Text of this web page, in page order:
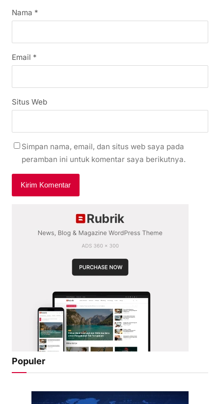
Nama *
Email *
Situs Web
Simpan nama, email, dan situs web saya pada
peramban ini untuk komentar saya berikutnya.
Populer